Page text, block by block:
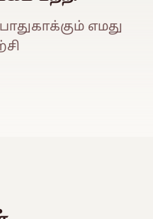
எமது